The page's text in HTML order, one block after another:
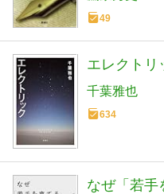
49
エレクトリ
千葉雅也
634
なぜ「若手